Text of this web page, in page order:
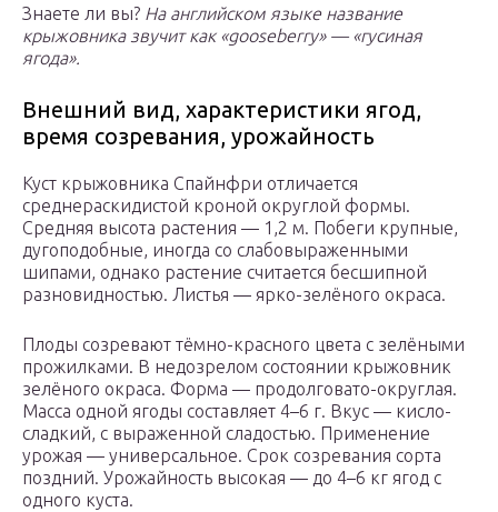
Знаете ли вы? На английском языке название
крыжовника звучит как «gooseberry» — «гусиная
ягода».
Внешний вид, характеристики ягод,
время созревания, урожайность
Куст крыжовника Спайнфри отличается
среднераскидистой кроной округлой формы.
Средняя высота растения — 1,2 м. Побеги крупные,
дугоподобные, иногда со слабовыраженными
шипами, однако растение считается бесшипной
разновидностью. Листья — ярко-зелёного окраса.
Плоды созревают тёмно-красного цвета с зелёными
прожилками. В недозрелом состоянии крыжовник
зелёного окраса. Форма — продолговато-округлая.
Масса одной ягоды составляет 4–6 г. Вкус — кисло-
сладкий, с выраженной сладостью. Применение
урожая — универсальное. Срок созревания сорта
поздний. Урожайность высокая — до 4–6 кг ягод с
одного куста.